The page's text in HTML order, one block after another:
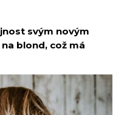
svým novým
blond, což má